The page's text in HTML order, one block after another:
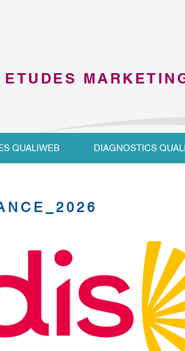
ETUDES
QUALIWEB DIAGNOSTICS